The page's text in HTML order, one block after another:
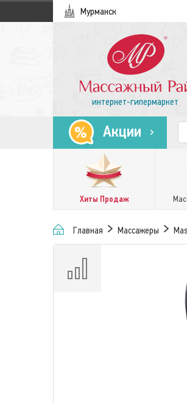
Мурманск
интернет-гипермаркет
Акции
Хиты Продаж
Главная Массажеры